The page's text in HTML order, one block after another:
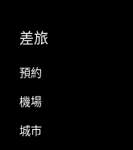
差旅
預約
機場
城市